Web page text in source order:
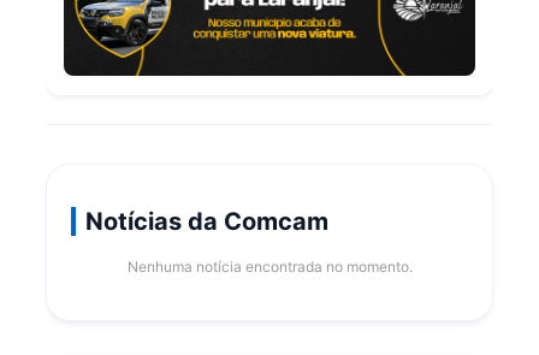
Notícias da Comcam
Nenhuma notícia encontrada no momento.